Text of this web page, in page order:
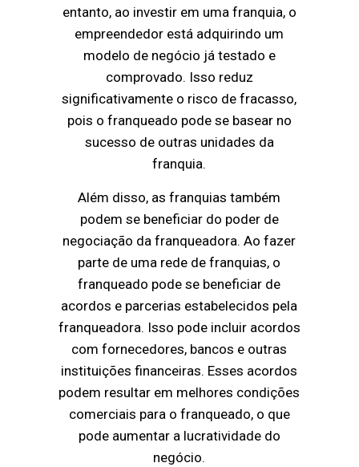
entanto, ao investir em uma franquia, o
empreendedor está adquirindo um
modelo de negócio já testado e
comprovado. Isso reduz
significativamente o risco de fracasso,
pois o franqueado pode se basear no
sucesso de outras unidades da
franquia.
Além disso, as franquias também
podem se beneficiar do poder de
negociação da franqueadora. Ao fazer
parte de uma rede de franquias, o
franqueado pode se beneficiar de
acordos e parcerias estabelecidos pela
franqueadora. Isso pode incluir acordos
com fornecedores, bancos e outras
instituições financeiras. Esses acordos
podem resultar em melhores condições
comerciais para o franqueado, o que
pode aumentar a lucratividade do
negócio.